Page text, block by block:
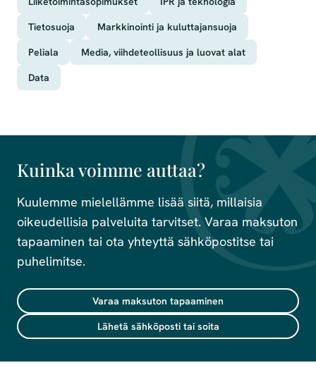
Tietosuoja
Markkinointi ja kuluttajansuoja
Peliala
Media, viihdeteollisuus ja luovat alat
Data
Kuinka voimme auttaa?
Kuulemme mielellämme lisää siitä, millaisia
oikeudellisia palveluita tarvitset. Varaa maksuton
tapaaminen tai ota yhteyttä sähköpostitse tai
puhelimitse.
Varaa maksuton tapaaminen
Lähetä sähköposti tai soita